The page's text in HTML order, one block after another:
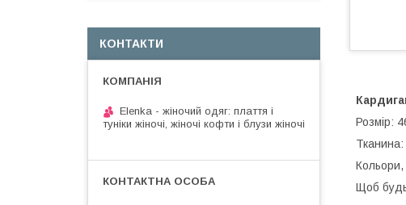
Розмір:
Тканина:
Щоб
КОНТАКТИ
Elenka - жіночий одяг: плаття і
туніки жіночі, жіночі кофти і блузи жіночі